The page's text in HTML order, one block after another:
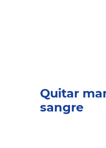
Quitar
sangre